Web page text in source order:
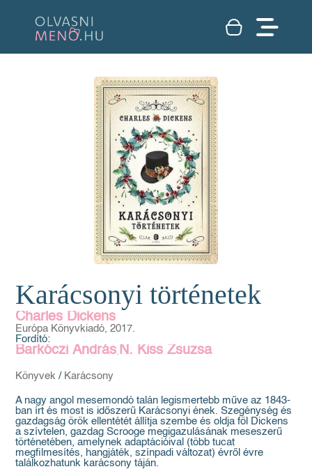
Karácsonyi történetek
Charles Dickens
Európa Könyvkiadó, 2017.
Fordító:
Barkóczi András N. Kiss Zsuzsa
Könyvek / Karácsony
A nagy angol mesemondó talán legismertebb műve az 1843-
ban írt és most is időszerű Karácsonyi ének. Szegénység és
gazdagság örök ellentétét állítja szembe és oldja föl Dickens
a szívtelen, gazdag Scrooge megigazulásának meseszerű
történetében, amelynek adaptációival (több tucat
megfilmesítés, hangjáték, színpadi változat) évről évre
találkozhatunk karácsony táján.